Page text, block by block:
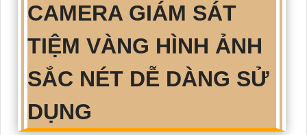
CAMERA GIÁM SÁT
TIỆM VÀNG HÌNH ẢNH
SẮC NÉT DỄ DÀNG SỬ
DỤNG